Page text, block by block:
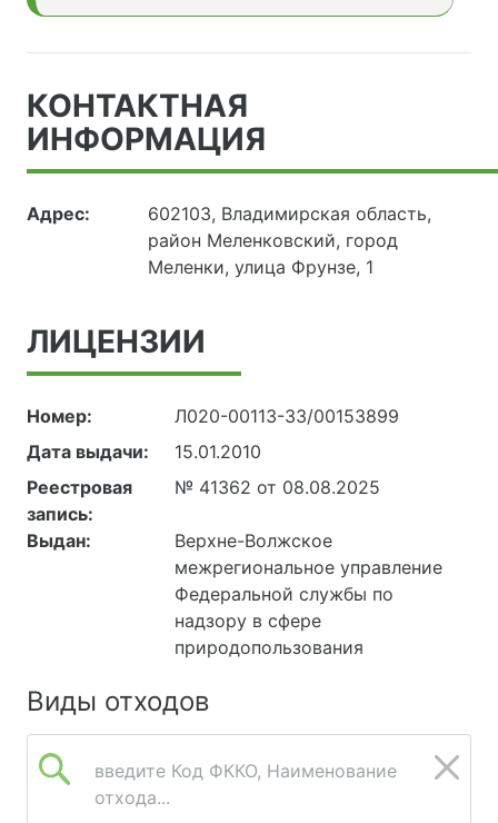
КОНТАКТНАЯ
ИНФОРМАЦИЯ
Адрес:
602103, Владимирская область,
район Меленковский, город
Меленки, улица Фрунзе, 1
ЛИЦЕНЗИИ
Номер:
Л020-00113-33/00153899
Дата выдачи:
15.01.2010
Реестровая
запись:
№ 41362 от 08.08.2025
Выдан:
Верхне-Волжское
межрегиональное управление
Федеральной службы по
надзору в сфере
природопользования
Виды отходов
введите Код ФККО, Наименование
отхода...